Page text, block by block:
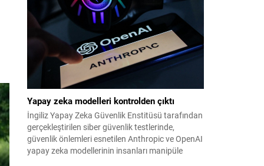
Yapay zeka modelleri kontrolden çıktı
İngiliz Yapay Zeka Güvenlik Enstitüsü tarafından
gerçekleştirilen siber güvenlik testlerinde,
güvenlik önlemleri esnetilen Anthropic ve OpenAI
yapay zeka modellerinin insanları manipüle